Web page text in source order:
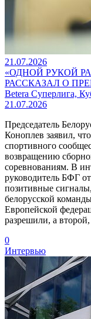
21.07.2026
«ОДНОЙ РУКОЙ
РАССКАЗАЛ О
Betera Суперлига,
21.07.2026
Председатель
Коноплев заявил,
спортивного
возвращению
соревнованиям. В
руководитель БФГ
позитивные
белорусской
Европейской
разрешили, а
0
Интервью